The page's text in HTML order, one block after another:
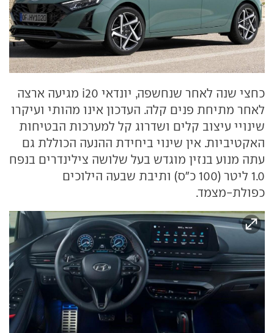
כחצי שנה לאחר שנחשפה, יונדאי i20 מגיעה ארצה
לאחר מתיחת פנים קלה. העדכון אינו מהותי ועיקרו
שינויי עיצוב קלים ושדרוג קל למערכות הבטיחות
האקטיביות. אין שינוי ביחידת ההנעה הכוללת גם
עתה מנוע בנזין מוגדש בעל שלושה צילינדרים בנפח
1.0 ליטר (100 כ"ס) ותיבת שבעה הילוכים
כפולת-מצמד.